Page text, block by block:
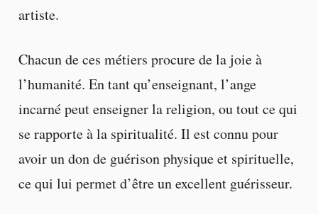
artiste.
Chacun de ces métiers procure de la joie à
l’humanité. En tant qu’enseignant, l’ange
incarné peut enseigner la religion, ou tout ce qui
se rapporte à la spiritualité. Il est connu pour
avoir un don de guérison physique et spirituelle,
ce qui lui permet d’être un excellent guérisseur.